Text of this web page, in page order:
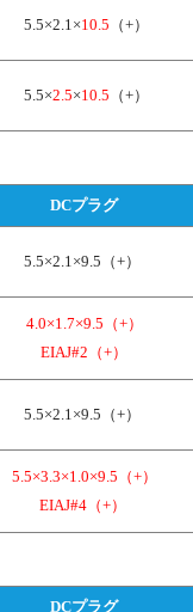
5.5×2.1×10.5 （+）
5.5×2.5×10.5 （+）
DCプラグ
5.5×2.1×9.5（+）
4.0×1.7×9.5（+）
EIAJ#2（+）
5.5×2.1×9.5（+）
5.5×3.3×1.0×9.5（+）
EIAJ#4（+）
DCプラグ